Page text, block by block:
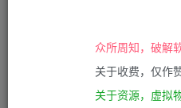
众所周知，破解
关于收费，仅作
关于资源，虚拟